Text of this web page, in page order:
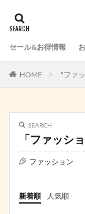
セール&お得情報
HOME "ファ
SEARCH
「ファッシ
ファッション
新着順 人気順